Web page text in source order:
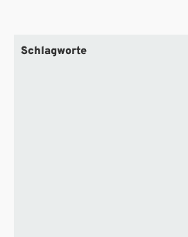
Schlagworte